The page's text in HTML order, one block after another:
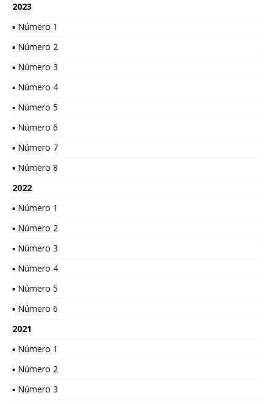
2023
▪ Número 1
▪ Número 2
▪ Número 3
▪ Número 4
▪ Número 5
▪ Número 6
▪ Número 7
▪ Número 8
2022
▪ Número 1
▪ Número 2
▪ Número 3
▪ Número 4
▪ Número 5
▪ Número 6
2021
▪ Número 1
▪ Número 2
▪ Número 3